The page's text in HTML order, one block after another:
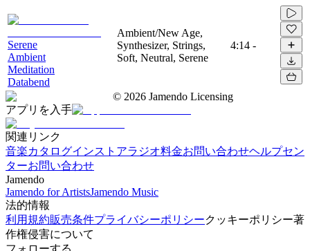
Serene
Ambient
Meditation
Databend
Ambient/New Age,
Synthesizer, Strings,
Soft, Neutral, Serene
4:14 -
© 2026 Jamendo Licensing
アプリを入手
関連リンク
音楽カタログインストアラジオ料金お問い合わせヘルプセン
ターお問い合わせ
Jamendo
Jamendo for ArtistsJamendo Music
法的情報
利用規約販売条件プライバシーポリシークッキーポリシー著
作権侵害について
フォローする